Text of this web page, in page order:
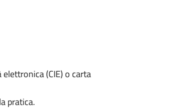
(CIE) o carta
pratica.